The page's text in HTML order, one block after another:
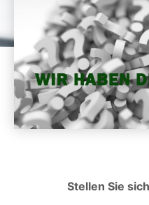
Stellen Sie